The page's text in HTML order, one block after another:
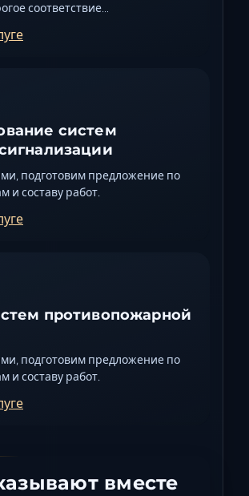
соответствие…
систем
подготовим предложение по
и составу работ.
противопожарной
подготовим предложение по
и составу работ.
вместе